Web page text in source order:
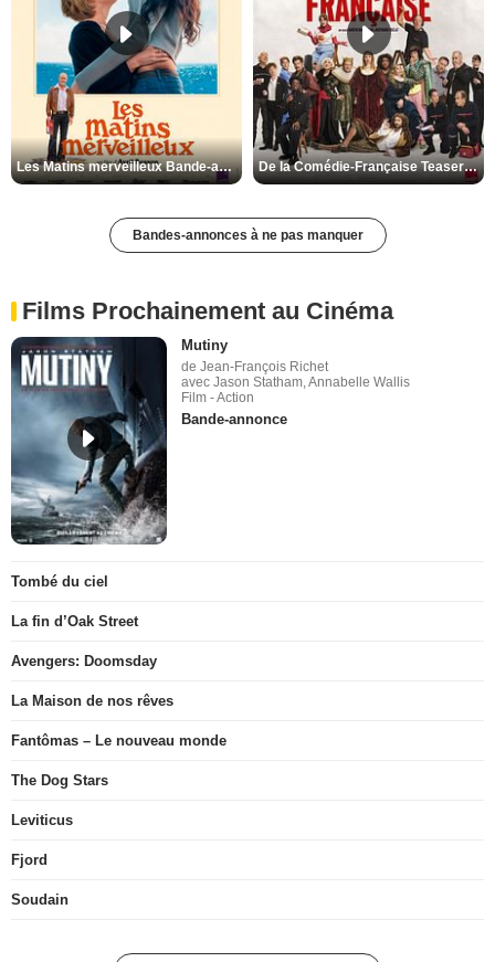
Les Matins merveilleux Bande-annonce VF De la Comédie-Française Teaser VF
Bandes-annonces à ne pas manquer
Films Prochainement au Cinéma
Mutiny
de Jean-François Richet
avec Jason Statham, Annabelle Wallis
Film - Action
Bande-annonce
Tombé du ciel
La fin d’Oak Street
Avengers: Doomsday
La Maison de nos rêves
Fantômas – Le nouveau monde
The Dog Stars
Leviticus
Fjord
Soudain